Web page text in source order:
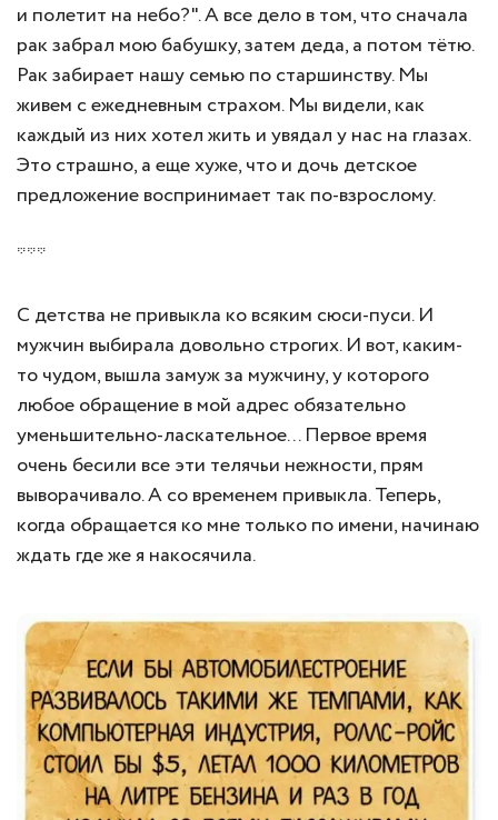
и полетит на небо?". А все дело в том, что сначала
рак забрал мою бабушку, затем деда, а потом тётю.
Рак забирает нашу семью по старшинству. Мы
живем с ежедневным страхом. Мы видели, как
каждый из них хотел жить и увядал у нас на глазах.
Это страшно, а еще хуже, что и дочь детское
предложение воспринимает так по-взрослому.
***
С детства не привыкла ко всяким сюси-пуси. И
мужчин выбирала довольно строгих. И вот, каким-
то чудом, вышла замуж за мужчину, у которого
любое обращение в мой адрес обязательно
уменьшительно-ласкательное... Первое время
очень бесили все эти телячьи нежности, прям
выворачивало. А со временем привыкла. Теперь,
когда обращается ко мне только по имени, начинаю
ждать где же я накосячила.